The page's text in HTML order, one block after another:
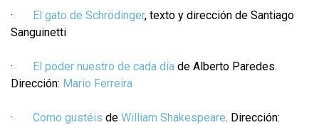
· El gato de Schrödinger, texto y dirección de Santiago
Sanguinetti
· El poder nuestro de cada día de Alberto Paredes.
Dirección: Mario Ferreira
· Como gustéis de William Shakespeare. Dirección: